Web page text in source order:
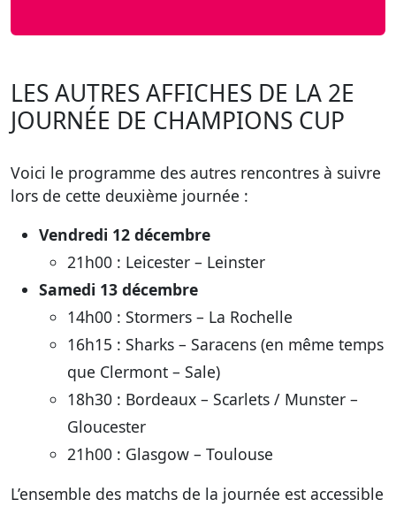
LES AUTRES AFFICHES DE LA 2E
JOURNÉE DE CHAMPIONS CUP
Voici le programme des autres rencontres à suivre
lors de cette deuxième journée :
Vendredi 12 décembre
21h00 : Leicester – Leinster
Samedi 13 décembre
14h00 : Stormers – La Rochelle
16h15 : Sharks – Saracens (en même temps
que Clermont – Sale)
18h30 : Bordeaux – Scarlets / Munster –
Gloucester
21h00 : Glasgow – Toulouse
L’ensemble des matchs de la journée est accessible